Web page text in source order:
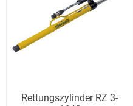
Rettungszylinder RZ 3-